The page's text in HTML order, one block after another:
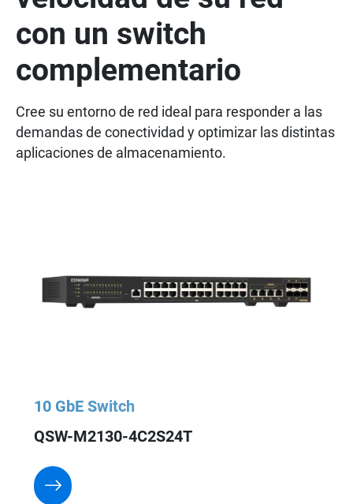
con un switch
complementario
Cree su entorno de red ideal para responder a las
demandas de conectividad y optimizar las distintas
aplicaciones de almacenamiento.
10 GbE Switch
QSW-M2130-4C2S24T